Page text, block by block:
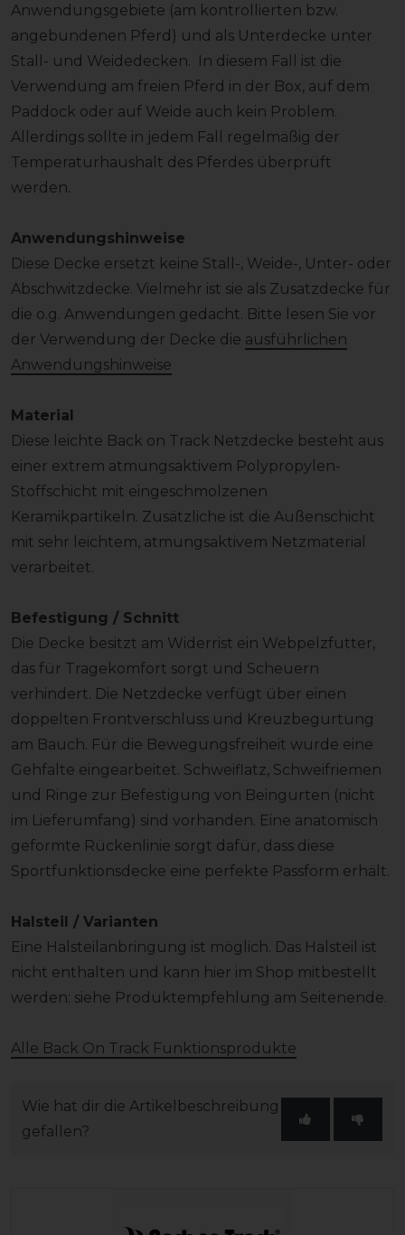
Anwendungsgebiete (am kontrollierten bzw.
angebundenen Pferd) und als Unterdecke unter
Stall- und Weidedecken. In diesem Fall ist die
Verwendung am freien Pferd in der Box, auf dem
Paddock oder auf Weide auch kein Problem.
Allerdings sollte in jedem Fall regelmäßig der
Temperaturhaushalt des Pferdes überprüft
werden.
Anwendungshinweise
Diese Decke ersetzt keine Stall-, Weide-, Unter- oder
Abschwitzdecke. Vielmehr ist sie als Zusatzdecke für
die o.g. Anwendungen gedacht. Bitte lesen Sie vor
der Verwendung der Decke die ausführlichen
Anwendungshinweise
Material
Diese leichte Back on Track Netzdecke besteht aus
einer extrem atmungsaktivem Polypropylen-
Stoffschicht mit eingeschmolzenen
Keramikpartikeln. Zusätzliche ist die Außenschicht
mit sehr leichtem, atmungsaktivem Netzmaterial
verarbeitet.
Befestigung / Schnitt
Die Decke besitzt am Widerrist ein Webpelzfutter,
das für Tragekomfort sorgt und Scheuern
verhindert. Die Netzdecke verfügt über einen
doppelten Frontverschluss und Kreuzbegurtung
am Bauch. Für die Bewegungsfreiheit wurde eine
Gehfalte eingearbeitet. Schweiflatz, Schweifriemen
und Ringe zur Befestigung von Beingurten (nicht
im Lieferumfang) sind vorhanden. Eine anatomisch
geformte Rückenlinie sorgt dafür, dass diese
Sportfunktionsdecke eine perfekte Passform erhält.
Halsteil / Varianten
Eine Halsteilanbringung ist möglich. Das Halsteil ist
nicht enthalten und kann hier im Shop mitbestellt
werden: siehe Produktempfehlung am Seitenende.
Alle Back On Track Funktionsprodukte
Wie hat dir die Artikelbeschreibung
gefallen?